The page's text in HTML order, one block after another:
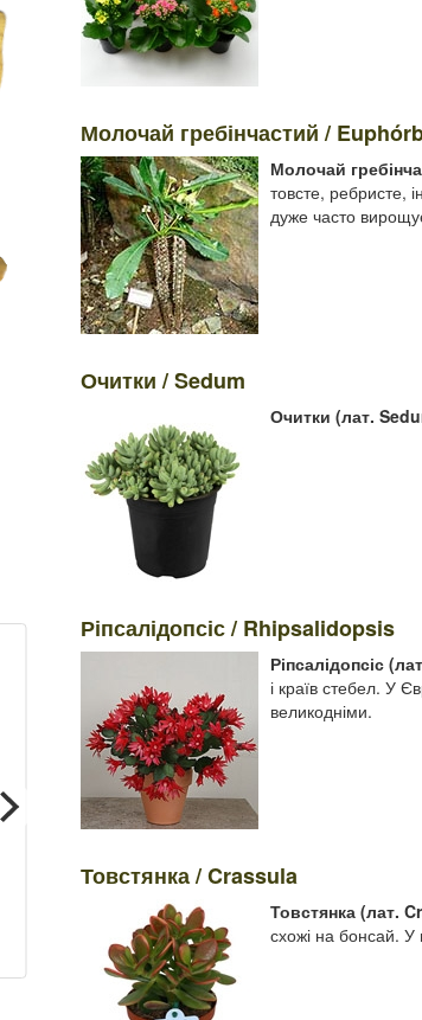
Молочай гребінчастий /
Молочай
товсте, ребристе,
дуже часто
Очитки / Sedum
Очитки (лат.
Ріпсалідопсіс / Rhipsalidopsis
Ріпсалідопсіс
і країв стебел. У
великодніми.
Товстянка / Crassula
Товстянка (лат.
схожі на бонсай. У